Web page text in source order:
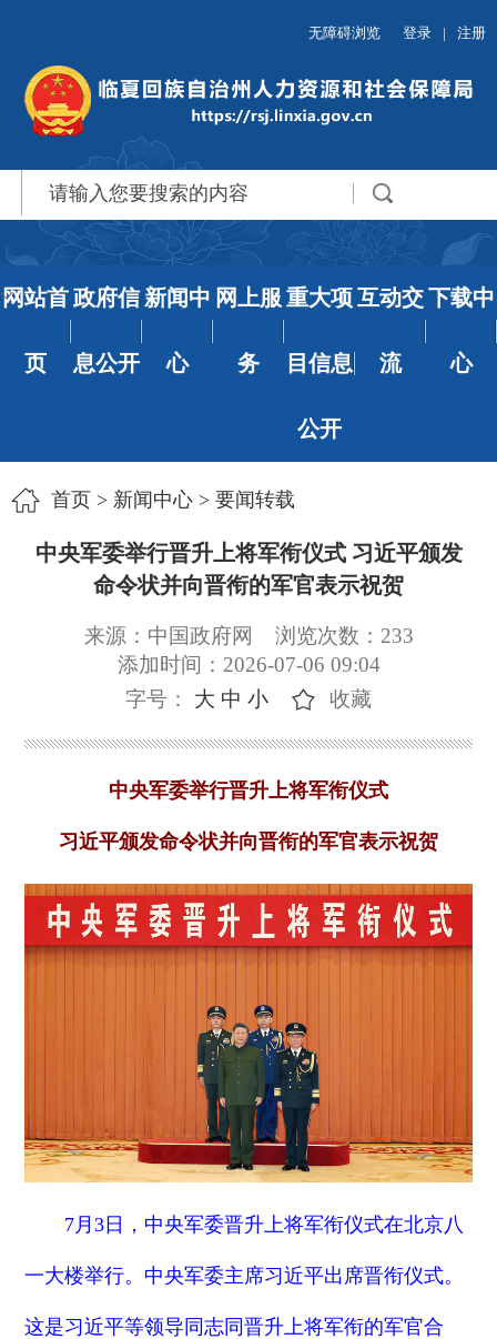
无障碍浏览 登录 | 注册
网站首
页
政府信
息公开
新闻中
心
网上服
务
重大项
目信息
公开
互动交
流
下载中
心
首页> 新闻中心> 要闻转载
中央军委举行晋升上将军衔仪式 习近平颁发
命令状并向晋衔的军官表示祝贺
来源：中国政府网 浏览次数： 233
添加时间：2026-07-06 09:04
字号： 大 中 小 收藏
中央军委举行晋升上将军衔仪式
习近平颁发命令状并向晋衔的军官表示祝贺
7月3日，中央军委晋升上将军衔仪式在北京八
一大楼举行。中央军委主席习近平出席晋衔仪式。
这是习近平等领导同志同晋升上将军衔的军官合